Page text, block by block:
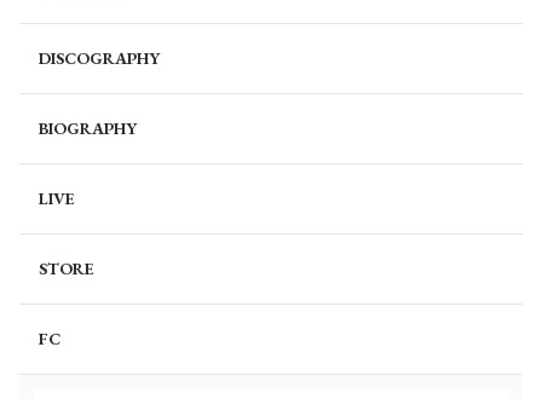
DISCOGRAPHY
BIOGRAPHY
LIVE
STORE
FC